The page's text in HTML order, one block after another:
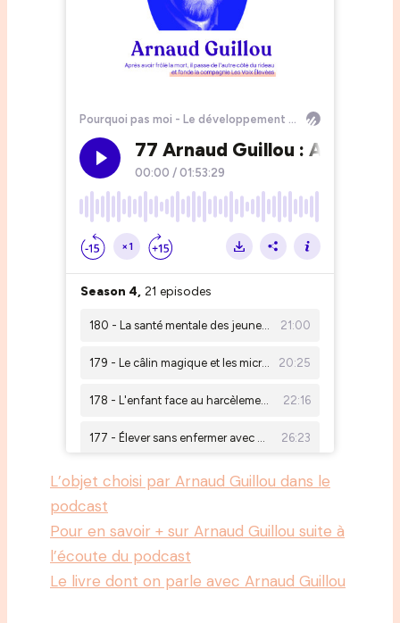
L’objet choisi par Arnaud Guillou dans le
podcast
Pour en savoir + sur Arnaud Guillou suite à
l’écoute du podcast
Le livre dont on parle avec Arnaud Guillou